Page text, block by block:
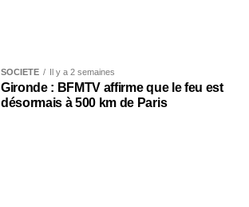
SOCIÉTÉ Il y a 2 semaines
Gironde : BFMTV affirme que le feu est
désormais à 500 km de Paris